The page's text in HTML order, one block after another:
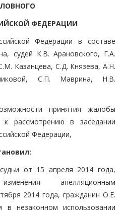
ФЕДЕРАЦИИ
Федерации в составе
судей К.В. Арановского, Г.А.
Казанцева, С.Д. Князева, А.Н.
С.П. Маврина, Н.В.
принятия жалобы
рассмотрению в заседании
Федерации,
от 15 апреля 2014 года,
апелляционным
2014 года, гражданин О.Е.
в незаконном использовании